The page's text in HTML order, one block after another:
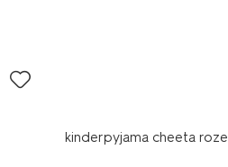
kinderpyjama cheeta roze